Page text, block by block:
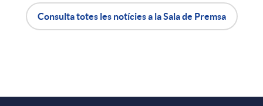
Consulta totes les notícies a la Sala de Premsa